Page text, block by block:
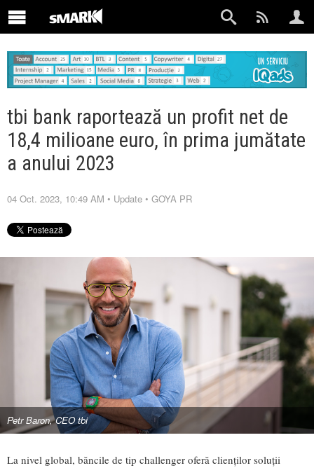
tbi bank raportează un profit net de
18,4 milioane euro, în prima jumătate
a anului 2023
04 Oct. 2023, 10:49 AM • Update • GOYA PR
Petr Baron, CEO tbi
La nivel global, băncile de tip challenger oferă clienților soluții